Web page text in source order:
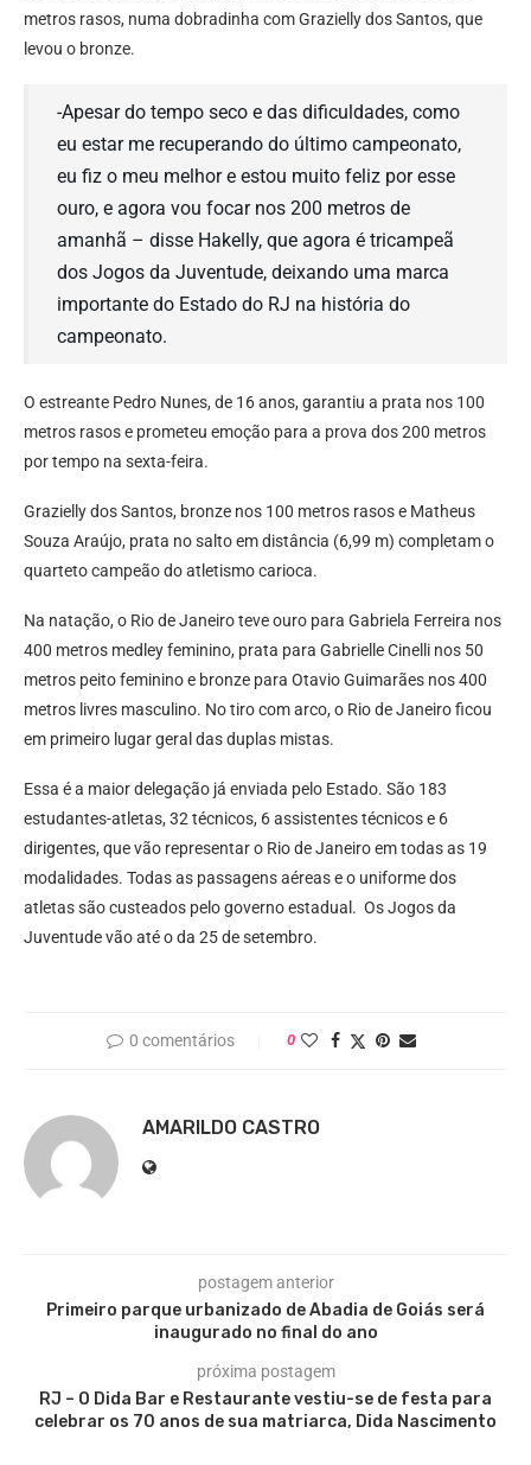
metros rasos, numa dobradinha com Grazielly dos Santos, que
levou o bronze.
-Apesar do tempo seco e das dificuldades, como
eu estar me recuperando do último campeonato,
eu fiz o meu melhor e estou muito feliz por esse
ouro, e agora vou focar nos 200 metros de
amanhã – disse Hakelly, que agora é tricampeã
dos Jogos da Juventude, deixando uma marca
importante do Estado do RJ na história do
campeonato.
O estreante Pedro Nunes, de 16 anos, garantiu a prata nos 100
metros rasos e prometeu emoção para a prova dos 200 metros
por tempo na sexta-feira.
Grazielly dos Santos, bronze nos 100 metros rasos e Matheus
Souza Araújo, prata no salto em distância (6,99 m) completam o
quarteto campeão do atletismo carioca.
Na natação, o Rio de Janeiro teve ouro para Gabriela Ferreira nos
400 metros medley feminino, prata para Gabrielle Cinelli nos 50
metros peito feminino e bronze para Otavio Guimarães nos 400
metros livres masculino. No tiro com arco, o Rio de Janeiro ficou
em primeiro lugar geral das duplas mistas.
Essa é a maior delegação já enviada pelo Estado. São 183
estudantes-atletas, 32 técnicos, 6 assistentes técnicos e 6
dirigentes, que vão representar o Rio de Janeiro em todas as 19
modalidades. Todas as passagens aéreas e o uniforme dos
atletas são custeados pelo governo estadual. Os Jogos da
Juventude vão até o da 25 de setembro.
0 comentários 0
AMARILDO CASTRO
postagem anterior
Primeiro parque urbanizado de Abadia de Goiás será
inaugurado no final do ano
próxima postagem
RJ – O Dida Bar e Restaurante vestiu-se de festa para
celebrar os 70 anos de sua matriarca, Dida Nascimento